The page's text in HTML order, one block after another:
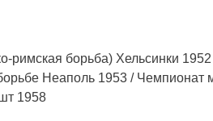
римская борьба) Хельсинки
Неаполь 1953 / Чемпионат
1958